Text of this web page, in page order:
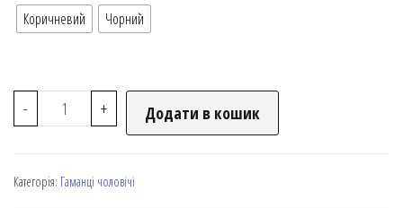
Коричневий Чорний
- + Додати в кошик
Категорія: Гаманці чоловічі